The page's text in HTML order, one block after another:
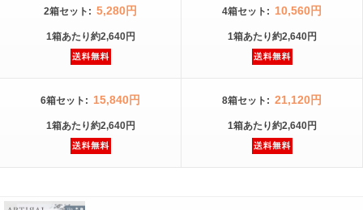
2箱セット : 5,280円
1箱あたり約2,640円
4箱セット : 10,560円
1箱あたり約2,640円
6箱セット : 15,840円
1箱あたり約2,640円
8箱セット : 21,120円
1箱あたり約2,640円